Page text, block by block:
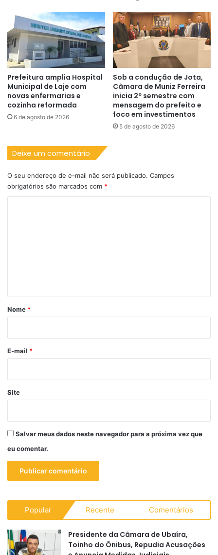
Prefeitura amplia Hospital
Municipal de Laje com
novas enfermarias e
cozinha reformada
6 de agosto de 2026
Sob a condução de Jota,
Câmara de Muniz Ferreira
inicia 2º semestre com
mensagem do prefeito e
foco em investimentos
5 de agosto de 2026
Deixe um comentário
O seu endereço de e-mail não será publicado. Campos
obrigatórios são marcados com *
r
*
Nome *
E-mail *
Site
Salvar meus dados neste navegador para a próxima vez que
eu comentar.
Popular Recente Comentários
Presidente da Câmara de Ubaíra,
Toinho do Ônibus, Repudia Acusações